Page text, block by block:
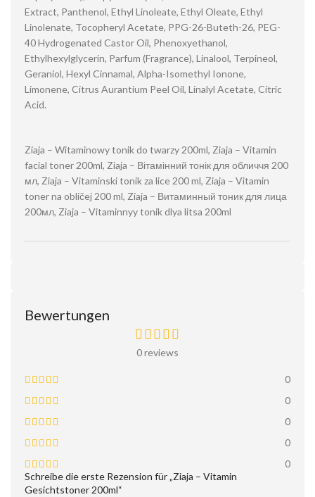
Extract, Panthenol, Ethyl Linoleate, Ethyl Oleate, Ethyl
Linolenate, Tocopheryl Acetate, PPG-26-Buteth-26, PEG-
40 Hydrogenated Castor Oil, Phenoxyethanol,
Ethylhexylglycerin, Parfum (Fragrance), Linalool, Terpineol,
Geraniol, Hexyl Cinnamal, Alpha-Isomethyl Ionone,
Limonene, Citrus Aurantium Peel Oil, Linalyl Acetate, Citric
Acid.
Ziaja – Witaminowy tonik do twarzy 200ml, Ziaja – Vitamin
facial toner 200ml, Ziaja – Вітамінний тонік для обличчя 200
мл, Ziaja – Vitaminski tonik za lice 200 ml, Ziaja – Vitamin
toner na obličej 200 ml, Ziaja – Витаминный тоник для лица
200мл, Ziaja – Vitaminnyy tonik dlya litsa 200ml
Bewertungen
0 reviews
0
0
0
0
0
Schreibe die erste Rezension für „Ziaja – Vitamin
Gesichtstoner 200ml“